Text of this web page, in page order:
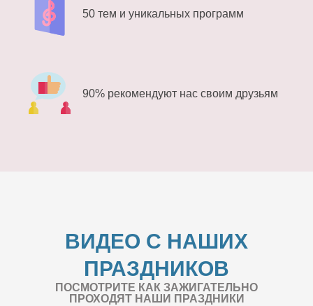
50 тем и уникальных программ
90% рекомендуют нас своим друзьям
ВИДЕО С НАШИХ
ПРАЗДНИКОВ
ПОСМОТРИТЕ КАК ЗАЖИГАТЕЛЬНО
ПРОХОДЯТ НАШИ ПРАЗДНИКИ